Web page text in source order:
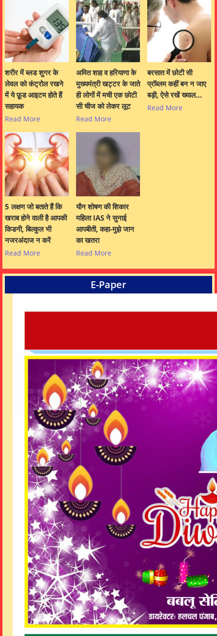
शरीर में ब्लड शुगर के
लेवल को कंट्रोल रखने
में ये फ़ूड आइटम होते हैं
सहायक
Read More
अमित शाह व हरियाणा के
मुख्यमंत्री खट्टर के जाते
ही लोगों में मची एक छोटी
सी चीज को लेकर लूट
Read More
बरसात में छोटी सी
प्रॉब्लम कहीं बन न जाए
बड़ी, ऐसे रखें ख्याल…
Read More
5 लक्षण जो बताते हैं कि
खराब होने वाली है आपकी
किडनी, बिल्कुल भी
नजरअंदाज न करें
Read More
यौन शोषण की शिकार
महिला IAS ने सुनाई
आपबीती, कहा-मुझे जान
का खतरा
Read More
E-Paper